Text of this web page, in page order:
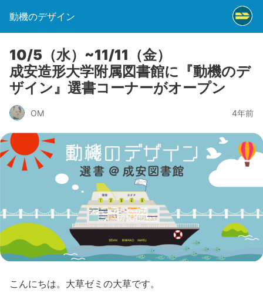
動機のデザイン
10/5（水）~11/11（金）
成安造形大学附属図書館に『動機のデ
ザイン』選書コーナーがオープン
OM 4年前
こんにちは。大草ゼミの大草です。